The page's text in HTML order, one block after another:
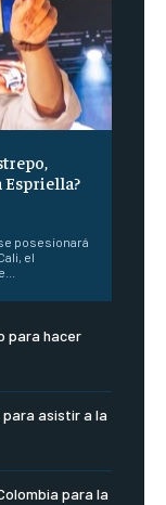
Espriella?
posesionará
el
para hacer
para asistir a la
para la